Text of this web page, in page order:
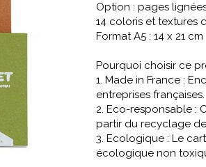
Option : pages
14 coloris et textures
Format A5 : 14 x 21 cm
Pourquoi choisir ce
1. Made in France :
entreprises françaises.
2. Eco-responsable :
partir du recyclage
3. Ecologique : Le
écologique non